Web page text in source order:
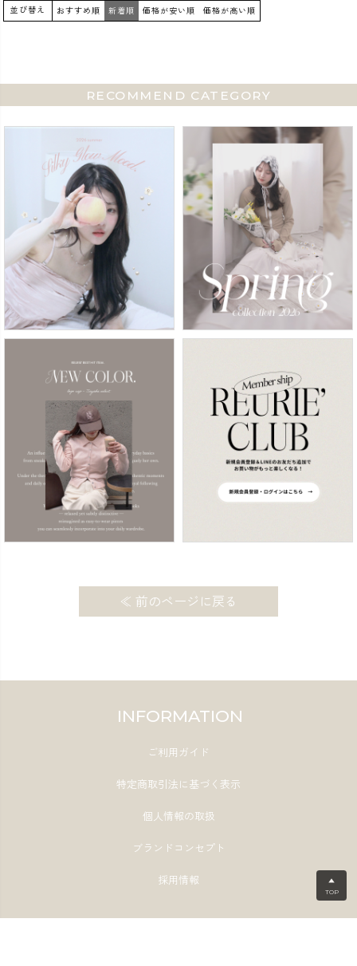
並び替え おすすめ順 新着順 価格が安い順 価格が高い順
RECOMMEND CATEGORY
≪ 前のページに戻る
▲
TOP
INFORMATION
ご利用ガイド
特定商取引法に基づく表示
個人情報の取扱
ブランドコンセプト
採用情報